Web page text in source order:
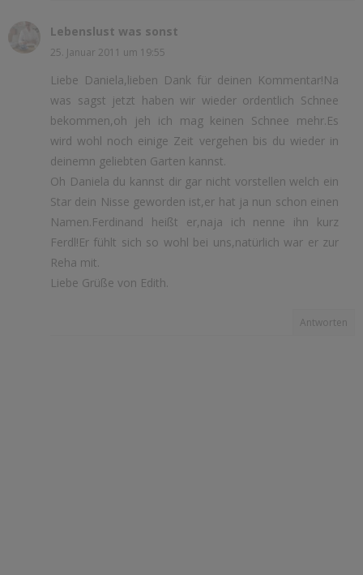
Lebenslust was sonst
25. Januar 2011 um 19:55
Liebe Daniela,lieben Dank für deinen Kommentar!Na
was sagst jetzt haben wir wieder ordentlich Schnee
bekommen,oh jeh ich mag keinen Schnee mehr.Es
wird wohl noch einige Zeit vergehen bis du wieder in
deinemn geliebten Garten kannst.
Oh Daniela du kannst dir gar nicht vorstellen welch ein
Star dein Nisse geworden ist,er hat ja nun schon einen
Namen.Ferdinand heißt er,naja ich nenne ihn kurz
Ferdl!Er fühlt sich so wohl bei uns,natürlich war er zur
Reha mit.
Liebe Grüße von Edith.
Antworten